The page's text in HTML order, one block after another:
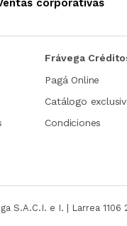
corporativas
Frávega
Pagá Online
Catálogo
Condiciones
S.A.C.I. e I. | Larrea 1106